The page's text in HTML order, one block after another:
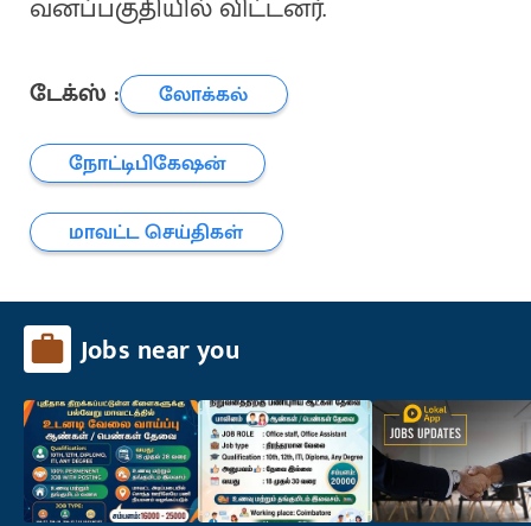
வனப்பகுதியில் விட்டனர்.
டேக்ஸ் :
லோக்கல்
நோட்டிபிகேஷன்
மாவட்ட செய்திகள்
Jobs near you